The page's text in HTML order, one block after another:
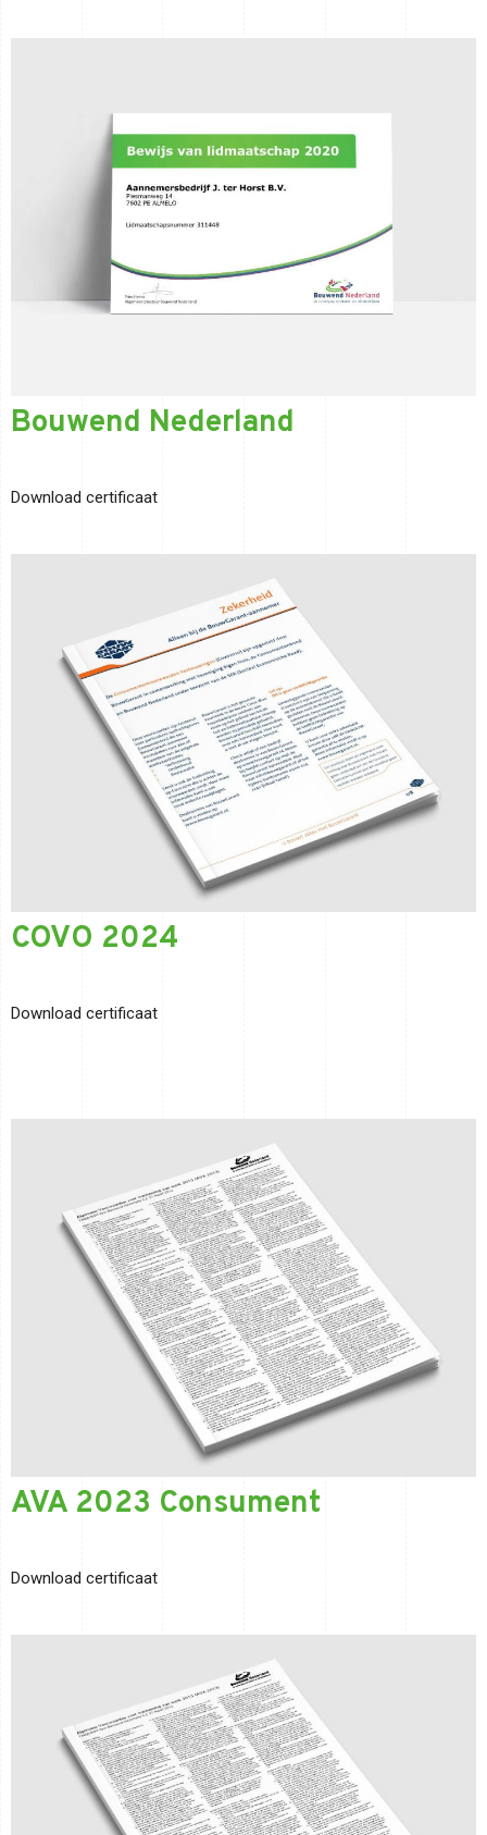
Bouwend Nederland
Download certificaat
COVO 2024
Download certificaat
AVA 2023 Consument
Download certificaat